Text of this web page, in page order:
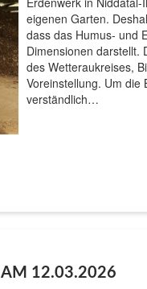
eigenen Garten.
dass das Humus- und
Dimensionen darstellt.
des Wetteraukreises,
Voreinstellung. Um die
verständlich…
AM 12.03.2026